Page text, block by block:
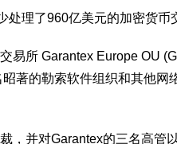
理了960亿美元的加密货币
易所 Garantex Europe OU
著的勒索软件组织和其他网
，并对Garantex的三名高管